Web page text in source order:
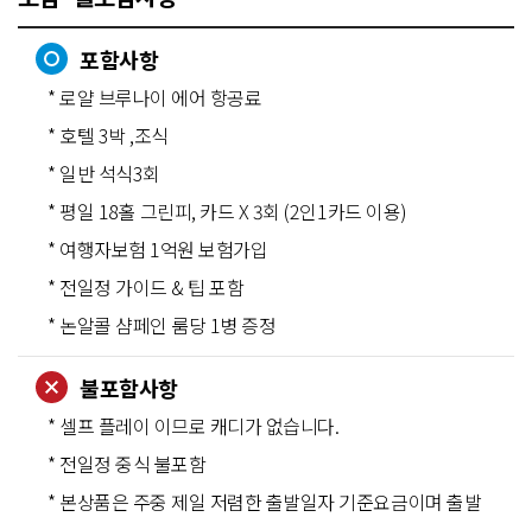
포함사항
* 로얄 브루나이 에어 항공료
* 호텔 3박 ,조식
* 일반 석식3회
* 평일 18홀 그린피, 카드 X 3회 (2인1카드 이용)
* 여행자보험 1억원 보험가입
* 전일정 가이드 & 팁 포함
* 논알콜 샴페인 룸당 1병 증정
불포함사항
* 셀프 플레이 이므로 캐디가 없습니다.
* 전일정 중식 불포함
* 본상품은 주중 제일 저렴한 출발일자 기준요금이며 출발